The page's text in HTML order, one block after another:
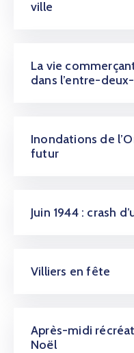
ville
La vie
dans l’entre-
Inondations de
futur
Juin 1944 : crash
Villiers en fête
Après-midi
Noël